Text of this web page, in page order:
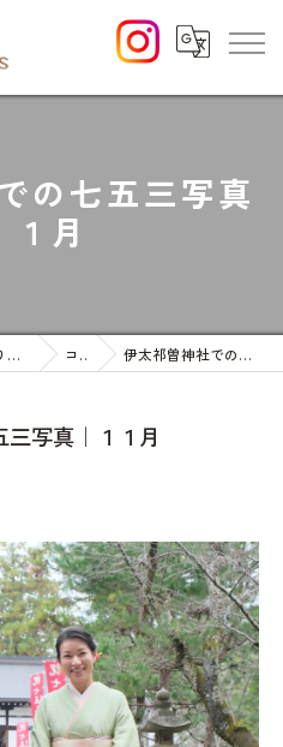
の七五三写真
１月
ウェディングフォト・お宮参りや七五三等のファミリーフォト コラム 伊太祁曽神社での七五三写真｜１１月
写真｜１１月